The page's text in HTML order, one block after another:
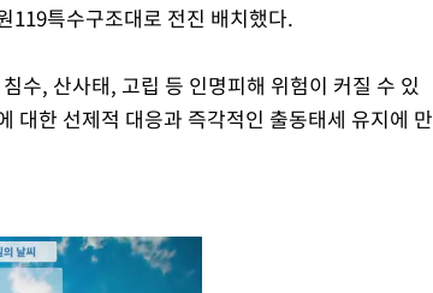
119특수구조대로 전진 배치했다.
수, 산사태, 고립 등 인명피해 위험이 커질 수 있
대한 선제적 대응과 즉각적인 출동태세 유지에 만